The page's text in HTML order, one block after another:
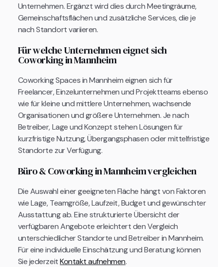
Unternehmen. Ergänzt wird dies durch Meetingräume,
Gemeinschaftsflächen und zusätzliche Services, die je
nach Standort variieren.
Für welche Unternehmen eignet sich
Coworking in Mannheim
Coworking Spaces in Mannheim eignen sich für
Freelancer, Einzelunternehmen und Projektteams ebenso
wie für kleine und mittlere Unternehmen, wachsende
Organisationen und größere Unternehmen. Je nach
Betreiber, Lage und Konzept stehen Lösungen für
kurzfristige Nutzung, Übergangsphasen oder mittelfristige
Standorte zur Verfügung.
Büro & Coworking in Mannheim vergleichen
Die Auswahl einer geeigneten Fläche hängt von Faktoren
wie Lage, Teamgröße, Laufzeit, Budget und gewünschter
Ausstattung ab. Eine strukturierte Übersicht der
verfügbaren Angebote erleichtert den Vergleich
unterschiedlicher Standorte und Betreiber in Mannheim.
Für eine individuelle Einschätzung und Beratung können
Sie jederzeitKontakt aufnehmen.